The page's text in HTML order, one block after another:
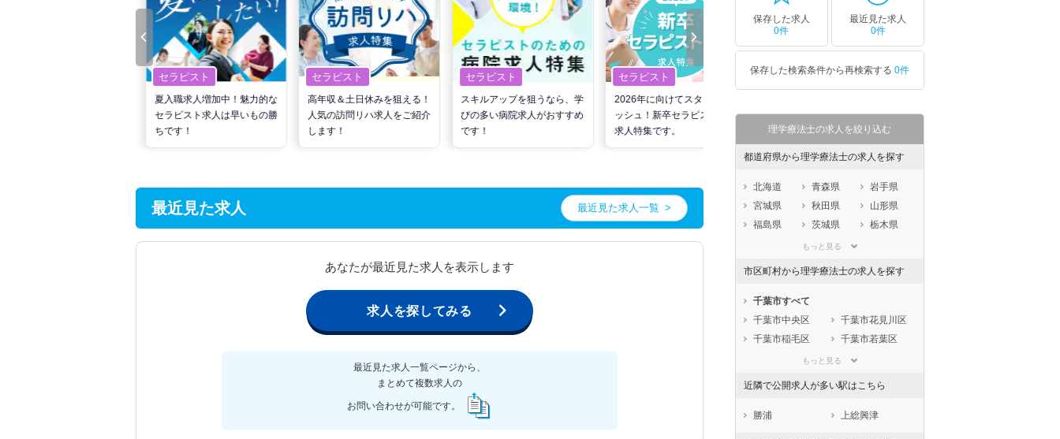
セラピスト
夏入職求人増加中！魅力的な
セラピスト求人は早いもの勝
ちです！
セラピスト
高年収＆土日休みを狙える！
人気の訪問リハ求人をご紹介
します！
セラピスト
スキルアップを狙うなら、学
びの多い病院求人がおすすめ
です！
セラピスト
2026年に向けてスタートダ
ッシュ！新卒セラピスト向け
求人特集です。
セラピスト
に増加傾向の「介護施設」求
人をご紹介！
の方へ！なぜ120日が基準？
最近見た求人 最近見た求人一覧
あなたが最近見た求人を表示します
求人を探してみる
最近見た求人一覧ページから、
まとめて複数求人の
お問い合わせが可能です。
保存した求人
0件
最近見た求人
0件
保存した検索条件から再検索する 0件
理学療法士の求人を絞り込む
都道府県から理学療法士の求人を探す
北海道 青森県
岩手県
宮城県
秋田県
山形県
福島県
茨城県
栃木県
埼玉県
石川県
静岡県
愛知県
三重県
滋賀県
京都府
大阪府
奈良県
香川県
愛媛県
高知県
もっと見る
市区町村から理学療法士の求人を探す
千葉市すべて
千葉市中央区
千葉市花見川区
千葉市稲毛区
千葉市若葉区
千葉市美浜区
船橋市
館山市
もっと見る
近隣で公開求人が多い駅はこちら
勝浦 上総興津